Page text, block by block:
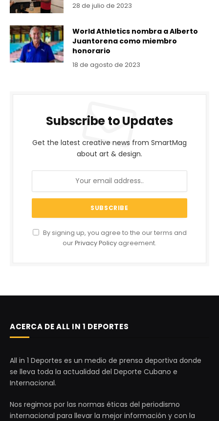
28 de julio de 2023
World Athletics nombra a Alberto
Juantorena como miembro
honorario
18 de agosto de 2023
Subscribe to Updates
Get the latest creative news from SmartMag
about art & design.
By signing up, you agree to the our terms and
ourPrivacy Policy agreement.
ACERCA DE ALL IN 1 DEPORTES
All in 1 Deportes es un medio de prensa deportiva donde
se lleva toda la actualidad del Deporte Cubano e
Internacional.
Nos regimos por las normas éticas del periodismo
internacional para llevar la mejor información y con la